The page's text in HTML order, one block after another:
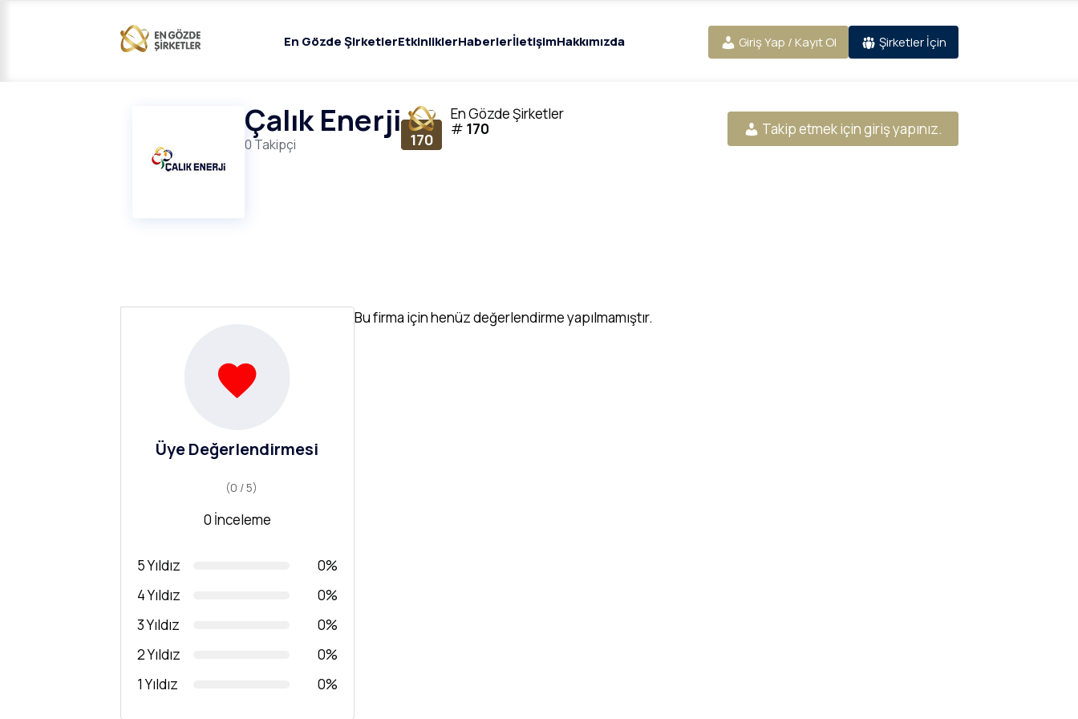
En Gözde ŞirketlerEtkinliklerHaberlerİletişimHakkımızda Giriş Yap / Kayıt Ol Şirketler İçin
Çalık Enerji
0 Takipçi 170
En Gözde Şirketler
# 170 Takip etmek için giriş yapınız.
Üye Değerlendirmesi
(0 / 5)
0 İnceleme
5 Yıldız
0%
4 Yıldız
0%
3 Yıldız
0%
2 Yıldız
0%
1 Yıldız
0%
Bu firma için henüz değerlendirme yapılmamıştır.